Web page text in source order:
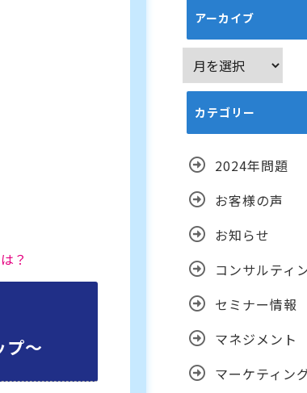
？
プ〜
アーカイブ
ー
カ
ブ
カテゴリー
2024年問題
お客様の声
お知らせ
コンサルティ
セミナー情報
マネジメント
マーケティン